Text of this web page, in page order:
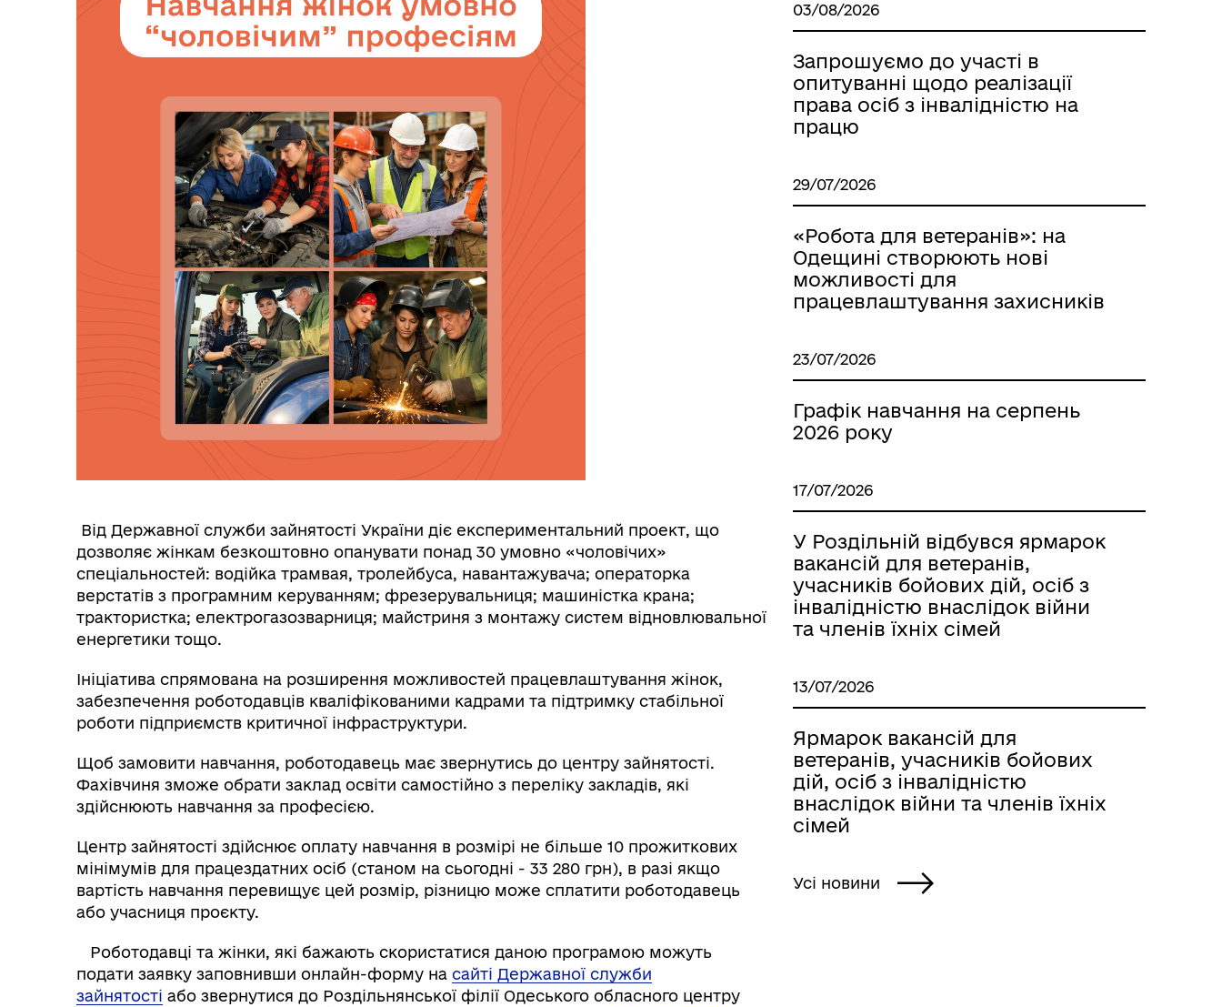
Графіки прийому громадян
Колегіальні органи (ради,
робочі групи, комісії)
Інформаційна безпека та
технічний захист інформації
Радіаційний фон
Книга пам'яті полеглих за
ветеранам та їхнім родинам
Електронна черга в ТЦК
Розклад автобусів Роздільна-
Лиманське
Від Державної служби зайнятості України діє експериментальний проект, що
дозволяє жінкам безкоштовно опанувати понад 30 умовно «чоловічих»
спеціальностей: водійка трамвая, тролейбуса, навантажувача; операторка
верстатів з програмним керуванням; фрезерувальниця; машиністка крана;
трактористка; електрогазозварниця; майстриня з монтажу систем відновлювальної
енергетики тощо.
Ініціатива спрямована на розширення можливостей працевлаштування жінок,
забезпечення роботодавців кваліфікованими кадрами та підтримку стабільної
роботи підприємств критичної інфраструктури.
Щоб замовити навчання, роботодавець має звернутись до центру зайнятості.
Фахівчиня зможе обрати заклад освіти самостійно з переліку закладів, які
здійснюють навчання за професією.
Центр зайнятості здійснює оплату навчання в розмірі не більше 10 прожиткових
мінімумів для працездатних осіб (станом на сьогодні - 33 280 грн), в разі якщо
вартість навчання перевищує цей розмір, різницю може сплатити роботодавець
або учасниця проєкту.
Роботодавці та жінки, які бажають скористатися даною програмою можуть
подати заявку заповнивши онлайн-форму на сайті Державної служби
зайнятості або звернутися до Роздільнянської філії Одеського обласного центру
03/08/2026
Запрошуємо до участі в
опитуванні щодо реалізації
права осіб з інвалідністю на
працю
29/07/2026
«Робота для ветеранів»: на
Одещині створюють нові
можливості для
працевлаштування захисників
23/07/2026
Графік навчання на серпень
2026 року
17/07/2026
У Роздільній відбувся ярмарок
вакансій для ветеранів,
учасників бойових дій, осіб з
інвалідністю внаслідок війни
та членів їхніх сімей
13/07/2026
Ярмарок вакансій для
ветеранів, учасників бойових
дій, осіб з інвалідністю
внаслідок війни та членів їхніх
сімей
Усі новини